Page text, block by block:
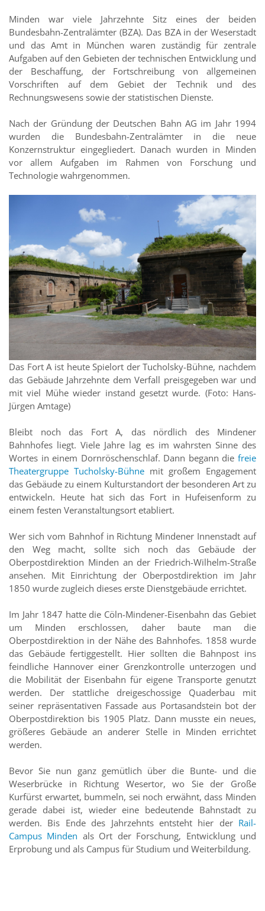
Minden war viele Jahrzehnte Sitz eines der beiden
Bundesbahn-Zentralämter (BZA). Das BZA in der Weserstadt
und das Amt in München waren zuständig für zentrale
Aufgaben auf den Gebieten der technischen Entwicklung und
der Beschaffung, der Fortschreibung von allgemeinen
Vorschriften auf dem Gebiet der Technik und des
Rechnungswesens sowie der statistischen Dienste.
Nach der Gründung der Deutschen Bahn AG im Jahr 1994
wurden die Bundesbahn-Zentralämter in die neue
Konzernstruktur eingegliedert. Danach wurden in Minden
vor allem Aufgaben im Rahmen von Forschung und
Technologie wahrgenommen.
Das Fort A ist heute Spielort der Tucholsky-Bühne, nachdem
das Gebäude Jahrzehnte dem Verfall preisgegeben war und
mit viel Mühe wieder instand gesetzt wurde. (Foto: Hans-
Jürgen Amtage)
Bleibt noch das Fort A, das nördlich des Mindener
Bahnhofes liegt. Viele Jahre lag es im wahrsten Sinne des
Wortes in einem Dornröschenschlaf. Dann begann die freie
Theatergruppe Tucholsky-Bühne mit großem Engagement
das Gebäude zu einem Kulturstandort der besonderen Art zu
entwickeln. Heute hat sich das Fort in Hufeisenform zu
einem festen Veranstaltungsort etabliert.
Wer sich vom Bahnhof in Richtung Mindener Innenstadt auf
den Weg macht, sollte sich noch das Gebäude der
Oberpostdirektion Minden an der Friedrich-Wilhelm-Straße
ansehen. Mit Einrichtung der Oberpostdirektion im Jahr
1850 wurde zugleich dieses erste Dienstgebäude errichtet.
Im Jahr 1847 hatte die Cöln-Mindener-Eisenbahn das Gebiet
um Minden erschlossen, daher baute man die
Oberpostdirektion in der Nähe des Bahnhofes. 1858 wurde
das Gebäude fertiggestellt. Hier sollten die Bahnpost ins
feindliche Hannover einer Grenzkontrolle unterzogen und
die Mobilität der Eisenbahn für eigene Transporte genutzt
werden. Der stattliche dreigeschossige Quaderbau mit
seiner repräsentativen Fassade aus Portasandstein bot der
Oberpostdirektion bis 1905 Platz. Dann musste ein neues,
größeres Gebäude an anderer Stelle in Minden errichtet
werden.
Bevor Sie nun ganz gemütlich über die Bunte- und die
Weserbrücke in Richtung Wesertor, wo Sie der Große
Kurfürst erwartet, bummeln, sei noch erwähnt, dass Minden
gerade dabei ist, wieder eine bedeutende Bahnstadt zu
werden. Bis Ende des Jahrzehnts entsteht hier der Rail-
Campus Minden als Ort der Forschung, Entwicklung und
Erprobung und als Campus für Studium und Weiterbildung.